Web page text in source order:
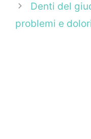
Denti del
problemi e